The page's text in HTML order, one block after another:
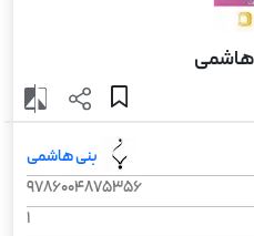
هاشمی
بنی هاشمی
9786004875356
1